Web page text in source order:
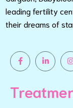
leading fertility
their dreams of